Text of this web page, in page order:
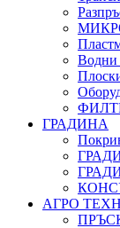
Водни
ГРАДИНА
АГРО